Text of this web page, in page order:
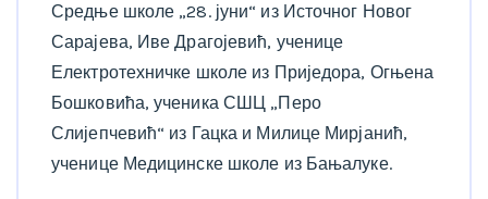
Средње школе „28. јуни“ из Источног Новог
Сарајева, Иве Драгојевић, ученице
Електротехничке школе из Приједора, Огњена
Бошковића, ученика СШЦ „Перо
Слијепчевић“ из Гацка и Милице Мирјанић,
ученице Медицинске школе из Бањалуке.